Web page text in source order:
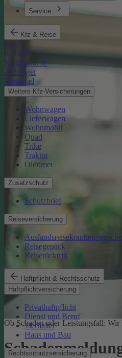
Service
Kfz & Reise
Pkw
E-Auto
Kleinkraftrad
Anhänger
Motorrad
Weitere Kfz-Versicherungen
Wohnwagen
Lieferwagen
Wohnmobil
Quad
Trike
Traktor
Oldtimer
Zusatzschutz
Schutzbrief
Reiseversicherung
Reisegepäck
Reiserücktritt
Haftpflicht & Rechtsschutz
Haftpflichtversicherung
Privathaftpflicht
Dienst und Beruf
Tierhalter
Haus und Bau
Rechtsschutzversicherung
Ob Schaden oder Leistungsfall: